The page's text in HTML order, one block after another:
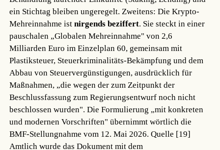
ein Stichtag bleiben ungeregelt. Zweitens: Die Krypto-
Mehreinnahme istnirgends beziffert. Sie steckt in einer
pauschalen „Globalen Mehreinnahme" von 2,6
Milliarden Euro im Einzelplan 60, gemeinsam mit
Plastiksteuer, Steuerkriminalitäts-Bekämpfung und dem
Abbau von Steuervergünstigungen, ausdrücklich für
Maßnahmen, „die wegen der zum Zeitpunkt der
Beschlussfassung zum Regierungsentwurf noch nicht
beschlossen wurden". Die Formulierung „mit konkreten
und modernen Vorschriften" übernimmt wörtlich die
BMF-Stellungnahme vom 12. Mai 2026.Quelle [19]
Amtlich wurde das Dokument mit dem